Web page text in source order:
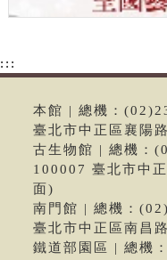
:::
本館 | 總機：
臺北市中正區襄陽
古生物館 | 總機：
100007 臺北市中
面)
南門館 | 總機：
臺北市中正區南昌
鐵道部園區 | 總機